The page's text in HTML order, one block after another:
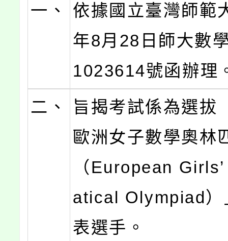
一、
依據國立臺灣師範
年8月28日師大數
1023614號函辦理
二、
旨揭考試係為選拔
歐洲女子數學奧林
（European
atical Olympiad）
表選手。